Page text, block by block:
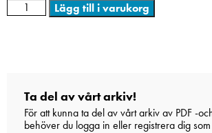
Lägg till i varukorg
Ta del av vårt arkiv!
För att kunna ta del av vårt arkiv av PDF -
behöver du logga in eller registrera dig